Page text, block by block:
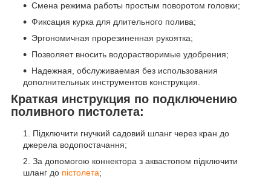
Смена режима работы простым поворотом головки;
Фиксация курка для длительного полива;
Эргономичная прорезиненная рукоятка;
Позволяет вносить водорастворимые удобрения;
Надежная, обслуживаемая без использования
дополнительных инструментов конструкция.
Краткая инструкция по подключению
поливного пистолета:
Підключити гнучкий садовий шланг через кран до
джерела водопостачання;
За допомогою коннектора з аквастопом підключити
шланг до пістолета;